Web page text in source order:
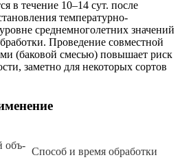
в течение 10–14 сут. после
температурно-
среднемноголетних значений
Проведение совместной
(баковой смесью) повышает риск
заметно для некоторых сортов
объ­
Спо­соб и вре­мя об­ра­бот­ки